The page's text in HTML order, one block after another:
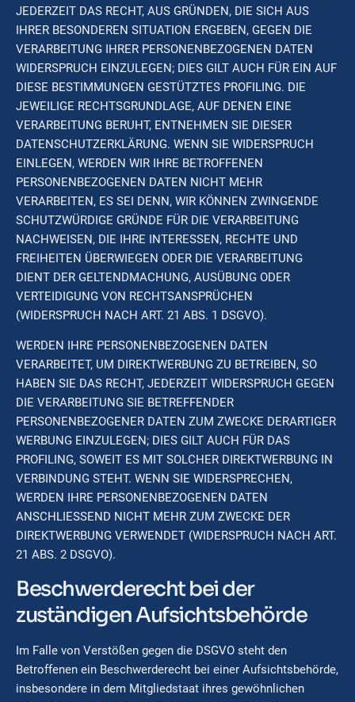
JEDERZEIT DAS RECHT, AUS GRÜNDEN, DIE SICH AUS
IHRER BESONDEREN SITUATION ERGEBEN, GEGEN DIE
VERARBEITUNG IHRER PERSONENBEZOGENEN DATEN
WIDERSPRUCH EINZULEGEN; DIES GILT AUCH FÜR EIN AUF
DIESE BESTIMMUNGEN GESTÜTZTES PROFILING. DIE
JEWEILIGE RECHTSGRUNDLAGE, AUF DENEN EINE
VERARBEITUNG BERUHT, ENTNEHMEN SIE DIESER
DATENSCHUTZERKLÄRUNG. WENN SIE WIDERSPRUCH
EINLEGEN, WERDEN WIR IHRE BETROFFENEN
PERSONENBEZOGENEN DATEN NICHT MEHR
VERARBEITEN, ES SEI DENN, WIR KÖNNEN ZWINGENDE
SCHUTZWÜRDIGE GRÜNDE FÜR DIE VERARBEITUNG
NACHWEISEN, DIE IHRE INTERESSEN, RECHTE UND
FREIHEITEN ÜBERWIEGEN ODER DIE VERARBEITUNG
DIENT DER GELTENDMACHUNG, AUSÜBUNG ODER
VERTEIDIGUNG VON RECHTSANSPRÜCHEN
(WIDERSPRUCH NACH ART. 21 ABS. 1 DSGVO).
WERDEN IHRE PERSONENBEZOGENEN DATEN
VERARBEITET, UM DIREKTWERBUNG ZU BETREIBEN, SO
HABEN SIE DAS RECHT, JEDERZEIT WIDERSPRUCH GEGEN
DIE VERARBEITUNG SIE BETREFFENDER
PERSONENBEZOGENER DATEN ZUM ZWECKE DERARTIGER
WERBUNG EINZULEGEN; DIES GILT AUCH FÜR DAS
PROFILING, SOWEIT ES MIT SOLCHER DIREKTWERBUNG IN
VERBINDUNG STEHT. WENN SIE WIDERSPRECHEN,
WERDEN IHRE PERSONENBEZOGENEN DATEN
ANSCHLIESSEND NICHT MEHR ZUM ZWECKE DER
DIREKTWERBUNG VERWENDET (WIDERSPRUCH NACH ART.
21 ABS. 2 DSGVO).
Beschwerderecht bei der
zuständigen Aufsichtsbehörde
Im Falle von Verstößen gegen die DSGVO steht den
Betroffenen ein Beschwerderecht bei einer Aufsichtsbehörde,
insbesondere in dem Mitgliedstaat ihres gewöhnlichen